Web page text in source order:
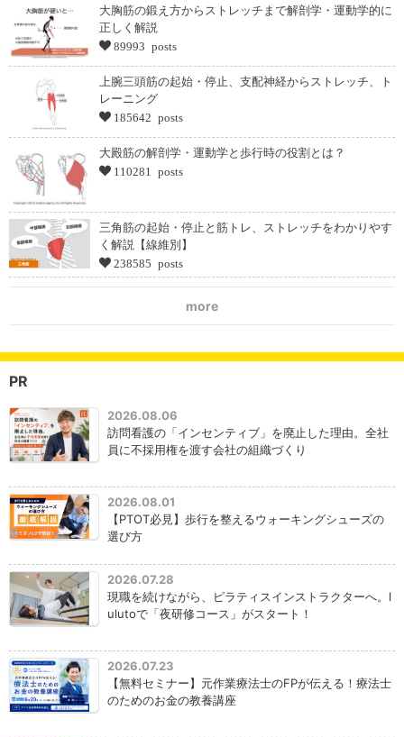
大胸筋の鍛え方からストレッチまで解剖学・運動学的に
正しく解説
89993 posts
上腕三頭筋の起始・停止、支配神経からストレッチ、ト
レーニング
185642 posts
大殿筋の解剖学・運動学と歩行時の役割とは？
110281 posts
三角筋の起始・停止と筋トレ、ストレッチをわかりやす
く解説【線維別】
238585 posts
more
PR
2026.08.06
訪問看護の「インセンティブ」を廃止した理由。全社
員に不採用権を渡す会社の組織づくり
2026.08.01
【PTOT必見】歩行を整えるウォーキングシューズの
選び方
2026.07.28
現職を続けながら、ピラティスインストラクターへ。l
ulutoで「夜研修コース」がスタート！
2026.07.23
【無料セミナー】元作業療法士のFPが伝える！療法士
のためのお金の教養講座